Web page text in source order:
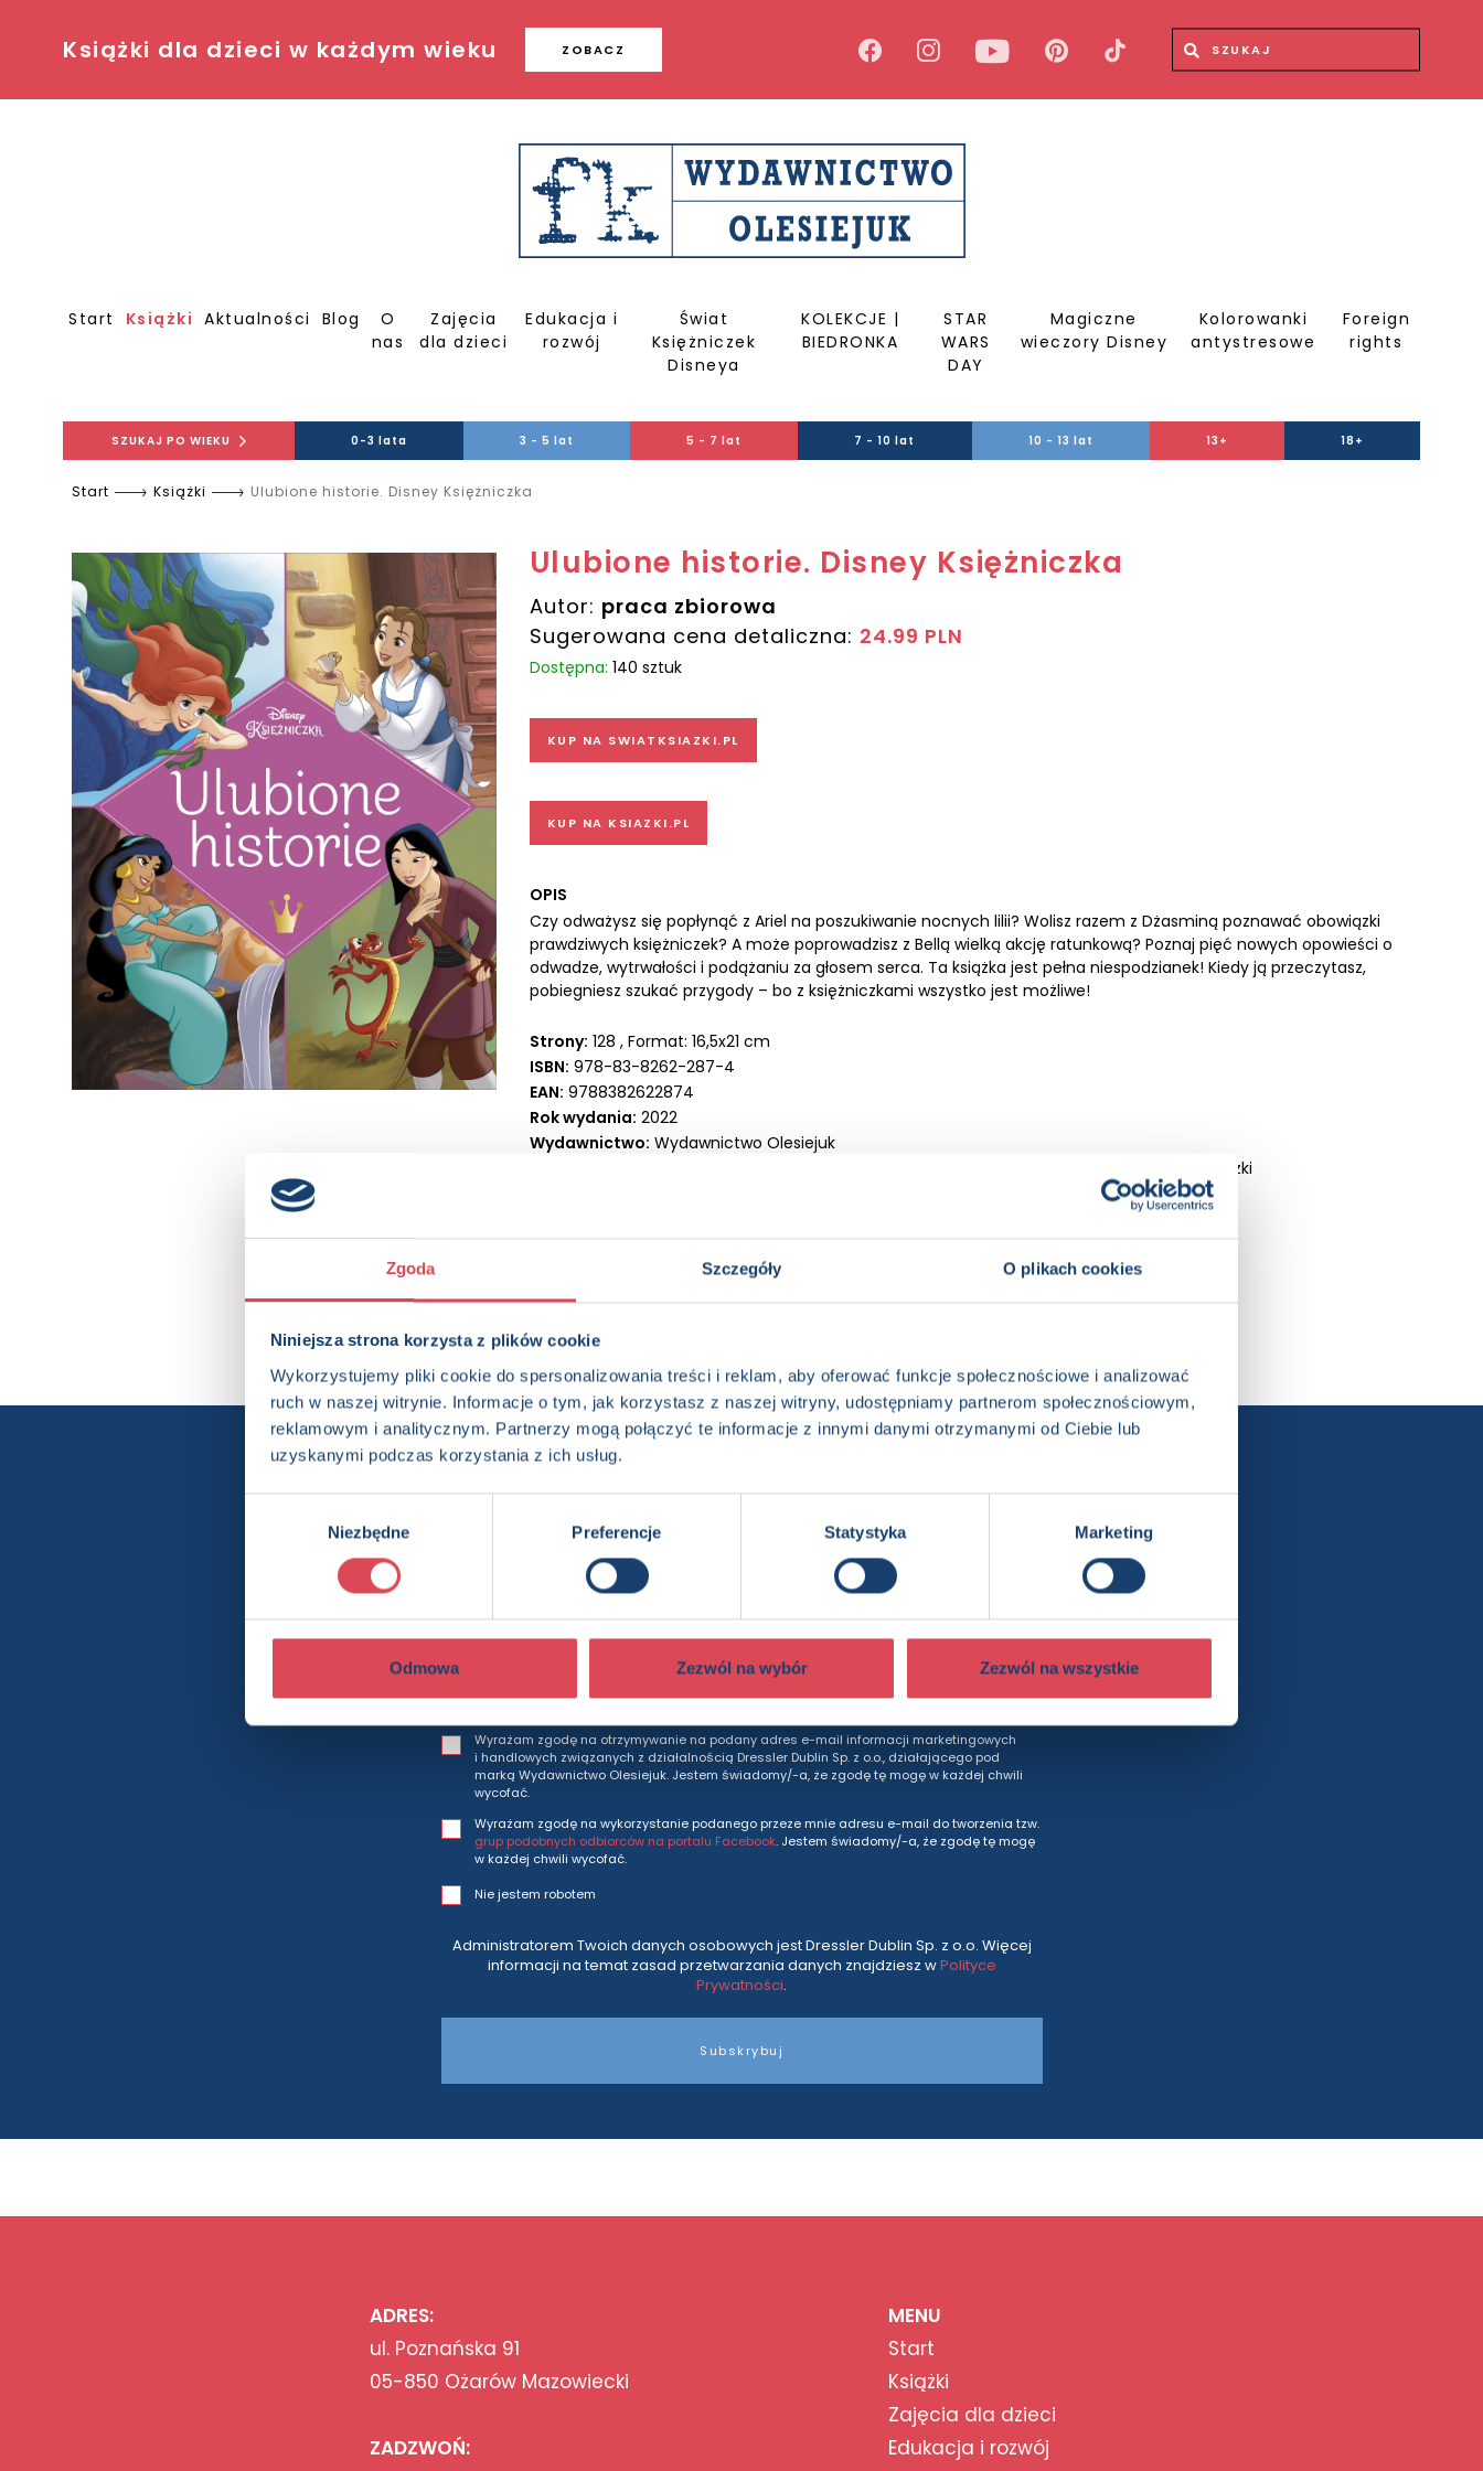
Zgoda Szczegóły O plikach cookies
Niniejsza strona korzysta z plików cookie
Wykorzystujemy pliki cookie do spersonalizowania treści i reklam, aby oferować funkcje społecznościowe i analizować
ruch w naszej witrynie. Informacje o tym, jak korzystasz z naszej witryny, udostępniamy partnerom społecznościowym,
reklamowym i analitycznym. Partnerzy mogą połączyć te informacje z innymi danymi otrzymanymi od Ciebie lub
uzyskanymi podczas korzystania z ich usług.
Niezbędne Preferencje Statystyka Marketing
Odmowa Zezwól na wybór Zezwól na wszystkie
Książki dla dzieci w każdym wieku ZOBACZ Wyszukiwana fraza
Start Książki Aktualności Blog
O
nas
Zajęcia
dla dzieci
Edukacja i
rozwój
Świat
Księżniczek
Disneya
KOLEKCJE |
BIEDRONKA
STAR
WARS
DAY
Magiczne
wieczory Disney
Kolorowanki
antystresowe
Foreign
rights
SZUKAJ PO WIEKU 0-3 lata 3 - 5 lat 5 - 7 lat 7 - 10 lat 10 - 13 lat 13+ 18+
Start Książki Ulubione historie. Disney Księżniczka
Ulubione historie. Disney Księżniczka
Autor: praca zbiorowa
Sugerowana cena detaliczna: 24.99 PLN
Dostępna: 140 sztuk
KUP NA SWIATKSIAZKI.PL
KUP NA KSIAZKI.PL
OPIS
Czy odważysz się popłynąć z Ariel na poszukiwanie nocnych lilii? Wolisz razem z Dżasminą poznawać obowiązki
prawdziwych księżniczek? A może poprowadzisz z Bellą wielką akcję ratunkową? Poznaj pięć nowych opowieści o
odwadze, wytrwałości i podążaniu za głosem serca. Ta książka jest pełna niespodzianek! Kiedy ją przeczytasz,
pobiegniesz szukać przygody – bo z księżniczkami wszystko jest możliwe!
Strony: 128 , Format: 16,5x21 cm
ISBN: 978-83-8262-287-4
EAN: 9788382622874
Rok wydania: 2022
Wydawnictwo: Wydawnictwo Olesiejuk
3+, Dzieci (0-12), Bajki, Książka w serii, Książka całoroczna, Disney, Disney Księżniczki
Seria:Ulubione historie
Chcesz wiedzieć więcej? Zapisz się do newslettera
Będziesz otrzymywać wszytkie nasze nowości i oferty
prosto do Twojej skrzynki odbiorczej.
Adres e-mail
Wyrażam zgodę na otrzymywanie na podany adres e-mail informacji marketingowych
i handlowych związanych z działalnością Dressler Dublin Sp. z o.o., działającego pod
marką Wydawnictwo Olesiejuk. Jestem świadomy/-a, że zgodę tę mogę w każdej chwili
wycofać.
Wyrażam zgodę na wykorzystanie podanego przeze mnie adresu e-mail do tworzenia tzw.
grup podobnych odbiorców na portalu Facebook. Jestem świadomy/-a, że zgodę tę mogę
w każdej chwili wycofać.
Nie jestem robotem
Administratorem Twoich danych osobowych jest Dressler Dublin Sp. z o.o. Więcej
informacji na temat zasad przetwarzania danych znajdziesz wPolityce
Prywatności.
Subskrybuj
ADRES:
ul. Poznańska 91
05-850 Ożarów Mazowiecki
ZADZWOŃ:
MENU
Start
Książki
Zajęcia dla dzieci
Edukacja i rozwój